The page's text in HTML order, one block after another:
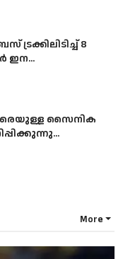
8
ഇന...
സൈനിക
More